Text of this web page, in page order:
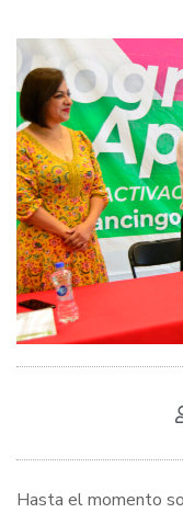
Hasta el momento